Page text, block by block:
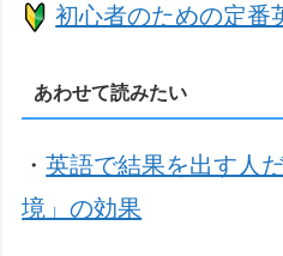
初心者のための定番
あわせて読みたい
・英語で結果を出す人
境」の効果